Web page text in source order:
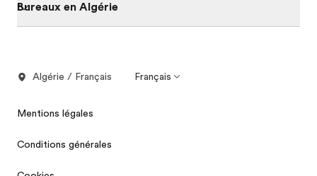
Bureaux en Algérie
Algérie / Français Français
Mentions légales
Conditions générales